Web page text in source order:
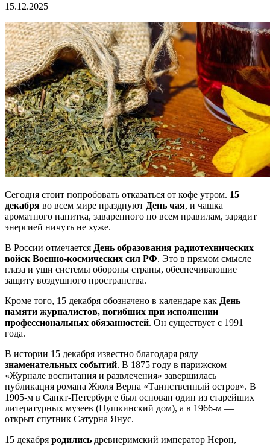
15.12.2025
Сегодня стоит попробовать отказаться от кофе утром. 15
декабря во всем мире празднуют День чая, и чашка
ароматного напитка, заваренного по всем правилам, зарядит
энергией ничуть не хуже.
В России отмечается День образования радиотехнических
войск Военно-космических сил РФ. Это в прямом смысле
глаза и уши системы обороны страны, обеспечивающие
защиту воздушного пространства.
Кроме того, 15 декабря обозначено в календаре как День
памяти журналистов, погибших при исполнении
профессиональных обязанностей. Он существует с 1991
года.
В истории 15 декабря известно благодаря ряду
знаменательных событий. В 1875 году в парижском
«Журнале воспитания и развлечения» завершилась
публикация романа Жюля Верна «Таинственный остров». В
1905-м в Санкт-Петербурге был основан один из старейших
литературных музеев (Пушкинский дом), а в 1966-м —
открыт спутник Сатурна Янус.
15 декабря родились древнеримский император Нерон,